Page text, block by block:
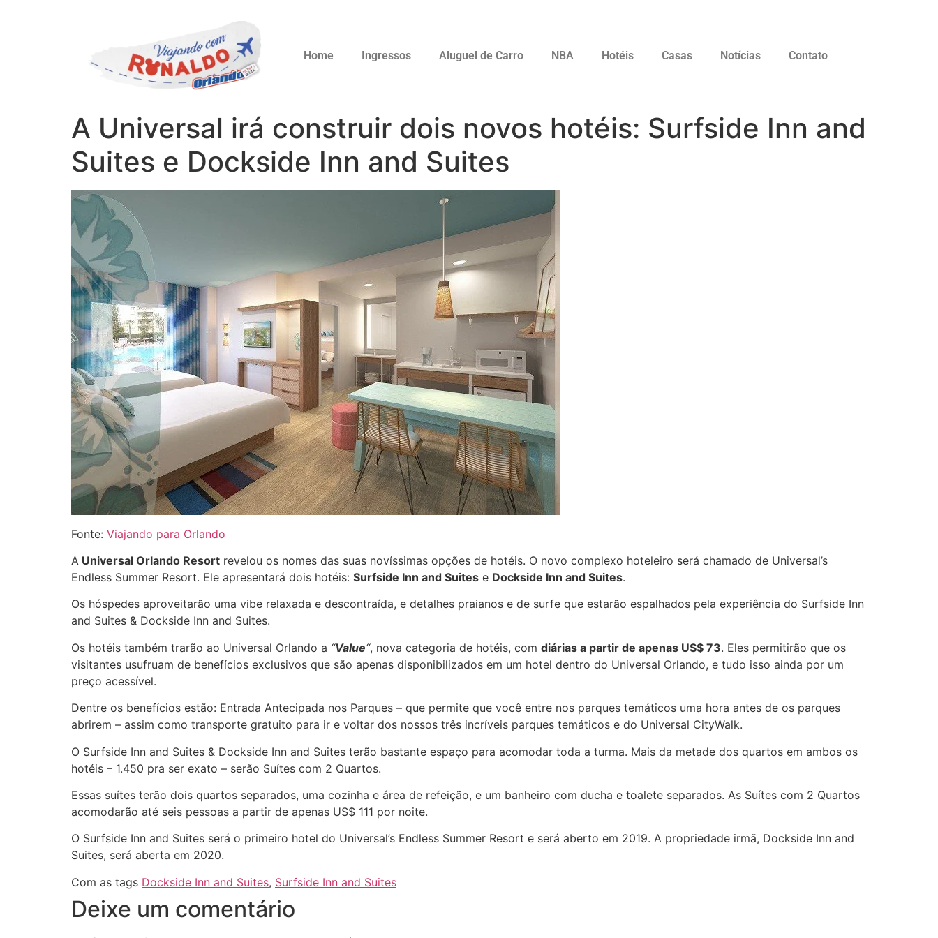
Home Ingressos Aluguel de Carro NBA Hotéis Casas Notícias Contato
A Universal irá construir dois novos hotéis: Surfside Inn and
Suites e Dockside Inn and Suites
Fonte: Viajando para Orlando
A Universal Orlando Resort revelou os nomes das suas novíssimas opções de hotéis. O novo complexo hoteleiro será chamado de Universal’s
Endless Summer Resort. Ele apresentará dois hotéis: Surfside Inn and Suites e Dockside Inn and Suites.
Os hóspedes aproveitarão uma vibe relaxada e descontraída, e detalhes praianos e de surfe que estarão espalhados pela experiência do Surfside Inn
and Suites & Dockside Inn and Suites.
Os hotéis também trarão ao Universal Orlando a “Value“, nova categoria de hotéis, com diárias a partir de apenas US$ 73. Eles permitirão que os
visitantes usufruam de benefícios exclusivos que são apenas disponibilizados em um hotel dentro do Universal Orlando, e tudo isso ainda por um
preço acessível.
Dentre os benefícios estão: Entrada Antecipada nos Parques – que permite que você entre nos parques temáticos uma hora antes de os parques
abrirem – assim como transporte gratuito para ir e voltar dos nossos três incríveis parques temáticos e do Universal CityWalk.
O Surfside Inn and Suites & Dockside Inn and Suites terão bastante espaço para acomodar toda a turma. Mais da metade dos quartos em ambos os
hotéis – 1.450 pra ser exato – serão Suítes com 2 Quartos.
Essas suítes terão dois quartos separados, uma cozinha e área de refeição, e um banheiro com ducha e toalete separados. As Suítes com 2 Quartos
acomodarão até seis pessoas a partir de apenas US$ 111 por noite.
O Surfside Inn and Suites será o primeiro hotel do Universal’s Endless Summer Resort e será aberto em 2019. A propriedade irmã, Dockside Inn and
Suites, será aberta em 2020.
Com as tags Dockside Inn and Suites, Surfside Inn and Suites
Deixe um comentário